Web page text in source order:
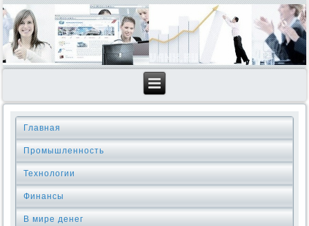
Главная
Промышленность
Технологии
Финансы
В мире денег